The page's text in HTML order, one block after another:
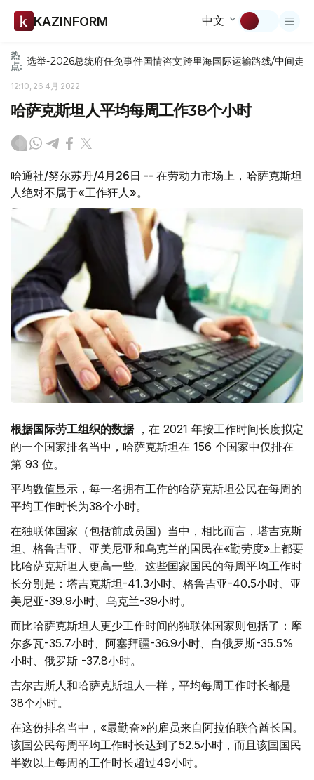
KAZINFORM 中文
热
点: 选举-2026总统府任免事件国情咨文跨里海国际运输路线/中间走廊
12:10, 26 4月 2022
哈萨克斯坦人平均每周工作38个小时
哈通社/努尔苏丹/4月26日 -- 在劳动力市场上，哈萨克斯坦
人绝对不属于«工作狂人»。
根据国际劳工组织的数据，在 2021 年按工作时间长度拟定
的一个国家排名当中，哈萨克斯坦在 156 个国家中仅排在
第 93 位。
平均数值显示，每一名拥有工作的哈萨克斯坦公民在每周的
平均工作时长为38个小时。
在独联体国家（包括前成员国）当中，相比而言，塔吉克斯
坦、格鲁吉亚、亚美尼亚和乌克兰的国民在«勤劳度»上都要
比哈萨克斯坦人更高一些。这些国家国民的每周平均工作时
长分别是：塔吉克斯坦-41.3小时、格鲁吉亚-40.5小时、亚
美尼亚-39.9小时、乌克兰-39小时。
而比哈萨克斯坦人更少工作时间的独联体国家则包括了：摩
尔多瓦-35.7小时、阿塞拜疆-36.9小时、白俄罗斯-35.5%
小时、俄罗斯 -37.8小时。
吉尔吉斯人和哈萨克斯坦人一样，平均每周工作时长都是
38个小时。
在这份排名当中，«最勤奋»的雇员来自阿拉伯联合酋长国。
该国公民每周平均工作时长达到了52.5小时，而且该国国民
半数以上每周的工作时长超过49小时。